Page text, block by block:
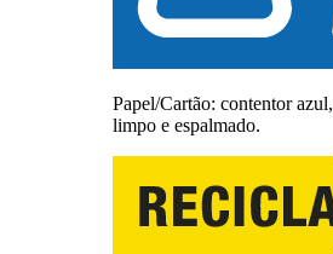
Papel/Cartão: contentor azul,
limpo e espalmado.